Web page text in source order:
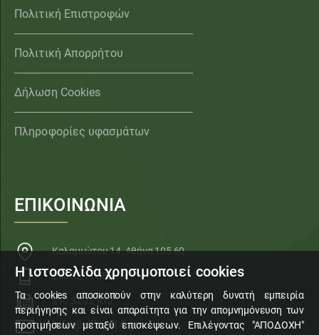
Πολιτική Επιστροφών
Πολιτική Απορρήτου
Δήλωση Cookies
Πληροφορίες υφασμάτων
ΕΠΙΚΟΙΝΩΝΙΑ
Καλαμιώτου 14, Αθήνα 105 60
210 32 11 553
210 32 22 972
info@sillogi14.gr
Η ιστοσελίδα χρησιμοποιεί cookies
Τα cookies αποσκοπούν στην καλύτερη δυνατή εμπειρία
περιήγησης και είναι απαραίτητα για την απομνημόνευση των
προτιμήσεων μεταξύ επισκέψεων. Επιλέγοντας "ΑΠΟΔΟΧΗ"